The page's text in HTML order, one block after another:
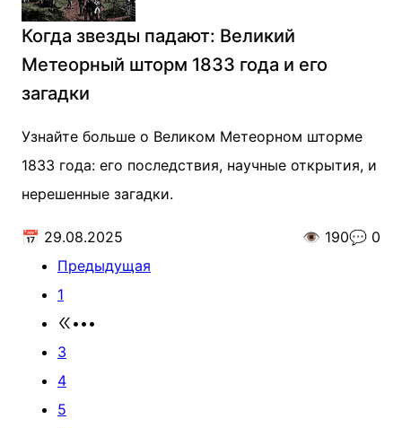
Когда звезды падают: Великий
Метеорный шторм 1833 года и его
загадки
Узнайте больше о Великом Метеорном шторме
1833 года: его последствия, научные открытия, и
нерешенные загадки.
📅 29.08.2025 👁️ 190💬 0
Предыдущая
1
•••
3
4
5